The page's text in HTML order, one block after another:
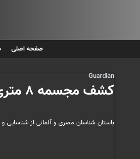
صفحه اصلی
Guardian
کشف مجسمه ۸ متری فرعون مصر از عمق خیابان های قاهره
باستان شناسان مصری و آلمانی از شناسایی و بیرون کشیدن یک مجسمه ۸ متری از زیر